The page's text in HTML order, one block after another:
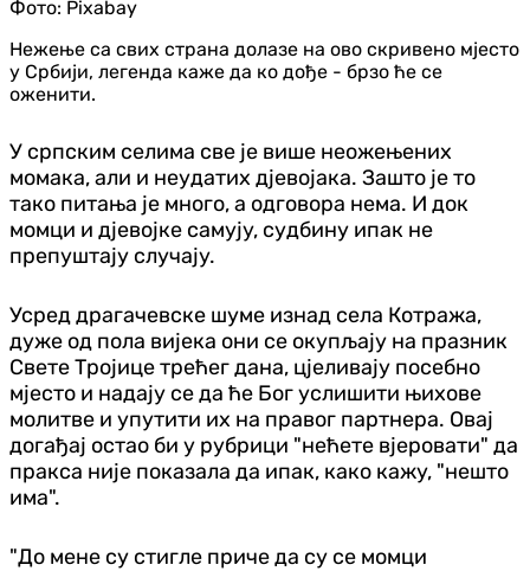
Фото: Pixabay
Нежење са свих страна долазе на ово скривено мјесто
у Србији, легенда каже да ко дође - брзо ће се
оженити.
У српским селима све је више неожењених
момака, али и неудатих дјевојака. Зашто је то
тако питања је много, а одговора нема. И док
момци и дјевојке самују, судбину ипак не
препуштају случају.
Усред драгачевске шуме изнад села Котража,
дуже од пола вијека они се окупљају на празник
Свете Тројице трећег дана, цјеливају посебно
мјесто и надају се да ће Бог услишити њихове
молитве и упутити их на правог партнера. Овај
догађај остао би у рубрици "нећете вјеровати" да
пракса није показала да ипак, како кажу, "нешто
има".
"До мене су стигле приче да су се момци